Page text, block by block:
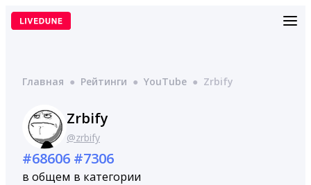
Перейти
Главная ● Рейтинги ● YouTube ● Zrbify
Zrbify
@zrbify
#68606
в общем
#7306
в категории